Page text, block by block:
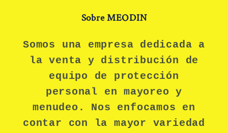
Sobre MEODIN
Somos una empresa dedicada a
la venta y distribución de
equipo de protección
personal en mayoreo y
menudeo. Nos enfocamos en
contar con la mayor variedad